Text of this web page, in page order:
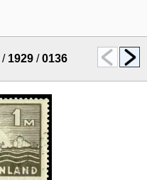
/ 1929 /0136